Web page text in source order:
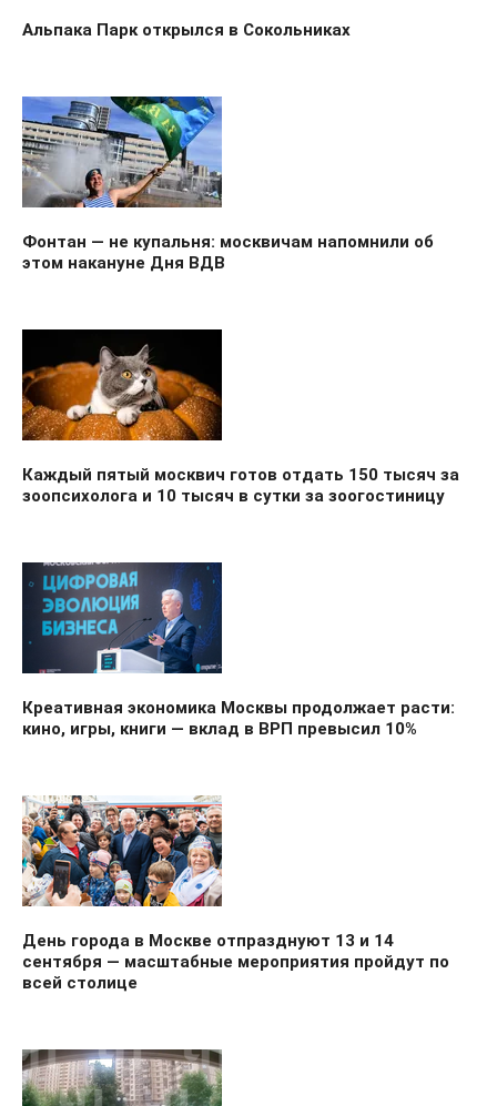
Альпака Парк открылся в Сокольниках
Фонтан — не купальня: москвичам напомнили об
этом накануне Дня ВДВ
Каждый пятый москвич готов отдать 150 тысяч за
зоопсихолога и 10 тысяч в сутки за зоогостиницу
Креативная экономика Москвы продолжает расти:
кино, игры, книги — вклад в ВРП превысил 10%
День города в Москве отпразднуют 13 и 14
сентября — масштабные мероприятия пройдут по
всей столице